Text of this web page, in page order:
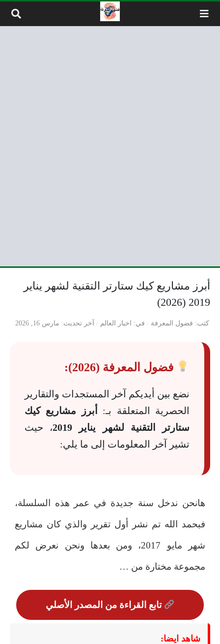
أبرز مشاريع كيك ستارتر التقنية لشهر يناير
2019 (2026)
كتب فضول المعرفة في اخبار العالم آخر تحديث مارس 16, 2026
فضول المعرفة (2026):
نضع بين أيديكم آخر المستجدات والتقارير
الحصرية المتعلقة بـ:
أبرز مشاريع كيك
ستارتر التقنية لشهر يناير 2019
، حيث
تشير آخر المعلومات إلى ما يلي:
هانحن ندخل سنة جديدة في عمر هذه السلسلة،
فبحمد الله تم نشر أول تقرير والذي كان مشاريع
شهر مايو 2017، ومن بعدها ونحن نعرض لكم
مجموعة مختارة من …
تابع القراءة من المصدر الأصلي
شاهد ايضا: